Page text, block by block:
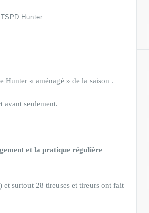
TSPD Hunter
Hunter « aménagé » de la saison .
avant seulement.
et la pratique régulière
surtout 28 tireuses et tireurs ont fait